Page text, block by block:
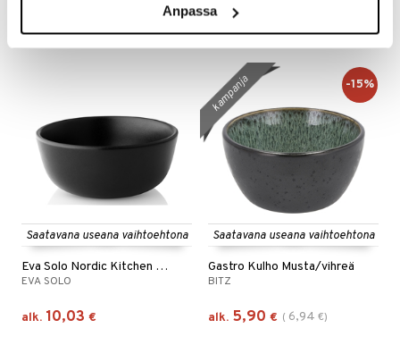
Anpassa13,90
Saatavana useana vaihtoehtona
Eva Solo Nordic Kitchen Kulho
EVA SOLO
alk. 10,03 €
Saatavana useana vaihtoehtona
Gastro Kulho Musta/vihreä
BITZ
alk. 5,90 € ( 6,94 €)
kampanja -15%